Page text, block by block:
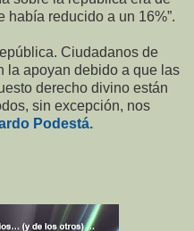
había reducido a un 16%”.
Ciudadanos de
la apoyan debido a que las
derecho divino están
sin excepción, nos
Podestá.